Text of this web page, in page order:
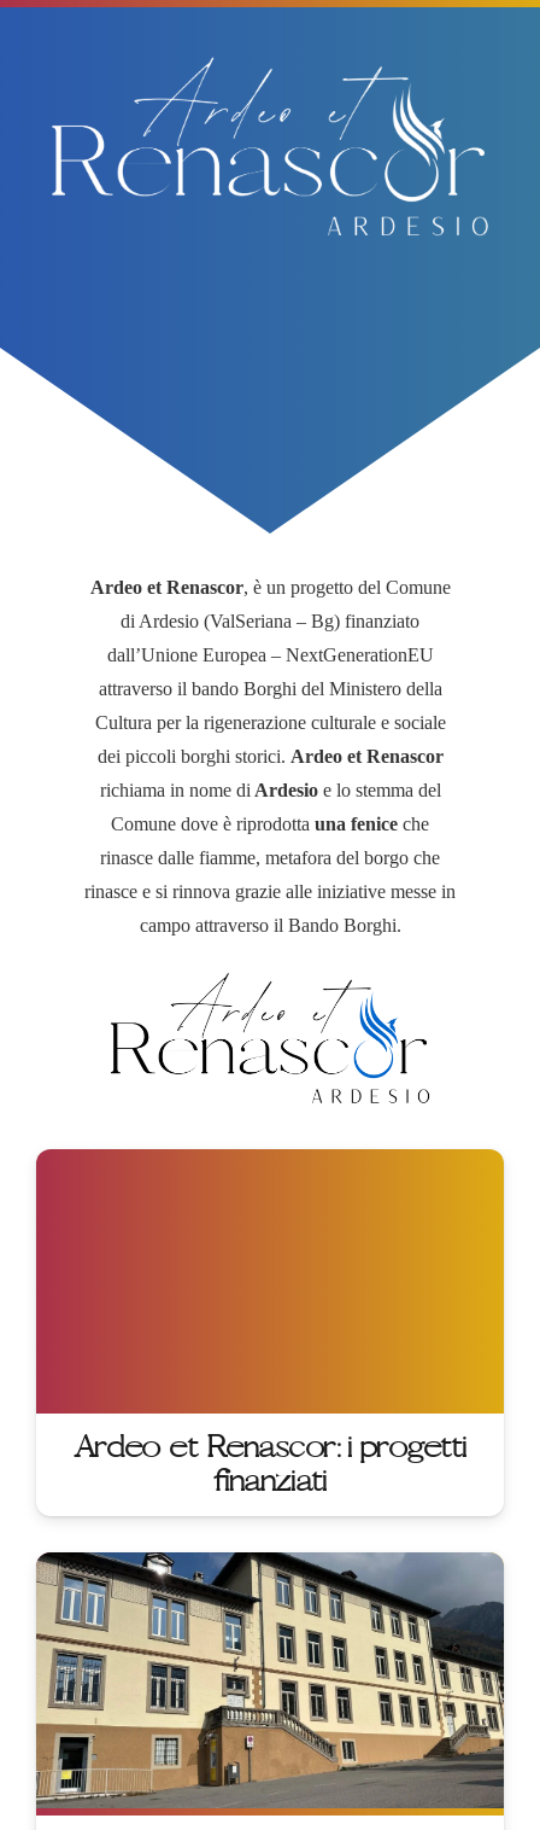
Ardeo et Renascor, è un progetto del Comune
di Ardesio (ValSeriana – Bg) finanziato
dall’Unione Europea – NextGenerationEU
attraverso il bando Borghi del Ministero della
Cultura per la rigenerazione culturale e sociale
dei piccoli borghi storici. Ardeo et Renascor
richiama in nome di Ardesioe lo stemma del
Comune dove è riprodotta una fenice che
rinasce dalle fiamme, metafora del borgo che
rinasce e si rinnova grazie alle iniziative messe in
campo attraverso il Bando Borghi.
Ardeo et Renascor: i progetti
finanziati